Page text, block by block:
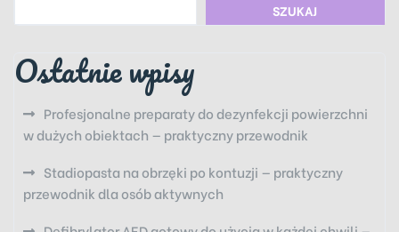
SZUKAJ
Ostatnie wpisy
Profesjonalne preparaty do dezynfekcji powierzchni
w dużych obiektach — praktyczny przewodnik
Stadiopasta na obrzęki po kontuzji — praktyczny
przewodnik dla osób aktywnych